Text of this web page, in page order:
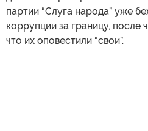
партии “Слуга народа” уже
коррупции за границу, после
что их оповестили “свои”.